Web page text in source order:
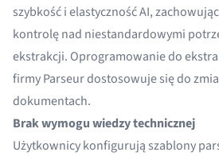
szybkość i elastyczność AI,
kontrolę nad niestandardowymi
ekstrakcji. Oprogramowanie do
firmy Parseur dostosowuje się do
dokumentach.
Brak wymogu wiedzy technicznej
Użytkownicy konfigurują szablony